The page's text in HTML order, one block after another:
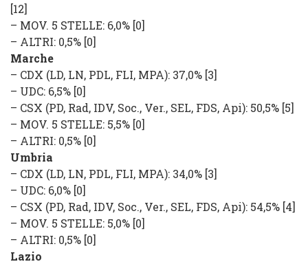
[12]
– MOV. 5 STELLE: 6,0% [0]
– ALTRI: 0,5% [0]
Marche
– CDX (LD, LN, PDL, FLI, MPA): 37,0% [3]
– UDC: 6,5% [0]
– CSX (PD, Rad, IDV, Soc., Ver., SEL, FDS, Api): 50,5% [5]
– MOV. 5 STELLE: 5,5% [0]
– ALTRI: 0,5% [0]
Umbria
– CDX (LD, LN, PDL, FLI, MPA): 34,0% [3]
– UDC: 6,0% [0]
– CSX (PD, Rad, IDV, Soc., Ver., SEL, FDS, Api): 54,5% [4]
– MOV. 5 STELLE: 5,0% [0]
– ALTRI: 0,5% [0]
Lazio